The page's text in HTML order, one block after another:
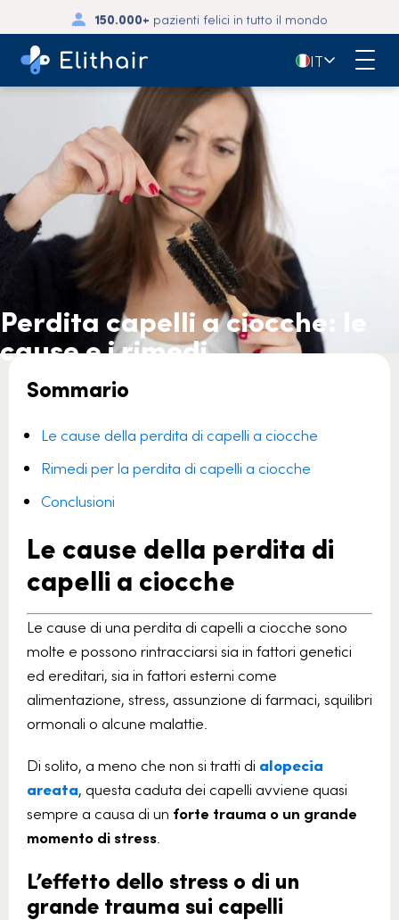
150.000+ pazienti felici in tutto il mondo
🇮🇹IT
Perdita capelli a ciocche: le
cause e i rimedi
Sommario
Le cause della perdita di capelli a ciocche
Rimedi per la perdita di capelli a ciocche
Conclusioni
Le cause della perdita di
capelli a ciocche
Le cause di una perdita di capelli a ciocche sono
molte e possono rintracciarsi sia in fattori genetici
ed ereditari, sia in fattori esterni come
alimentazione, stress, assunzione di farmaci, squilibri
ormonali o alcune malattie.
Di solito, a meno che non si tratti di alopecia
areata, questa caduta dei capelli avviene quasi
sempre a causa di un forte trauma o un grande
momento di stress.
L’effetto dello stress o di un
grande trauma sui capelli